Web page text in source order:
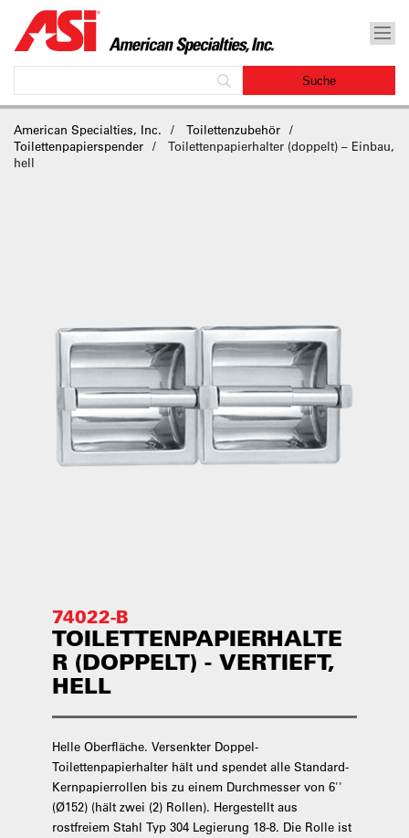
American Specialties, Inc.
Toilettenzubehör
Toilettenpapierspender
Toilettenpapierhalter (doppelt) – Einbau,
hell
74022-B
TOILETTENPAPIERHALTE
R (DOPPELT) - VERTIEFT,
HELL
Helle Oberfläche. Versenkter Doppel-
Toilettenpapierhalter hält und spendet alle Standard-
Kernpapierrollen bis zu einem Durchmesser von 6''
(Ø152) (hält zwei (2) Rollen). Hergestellt aus
rostfreiem Stahl Typ 304 Legierung 18-8. Die Rolle ist